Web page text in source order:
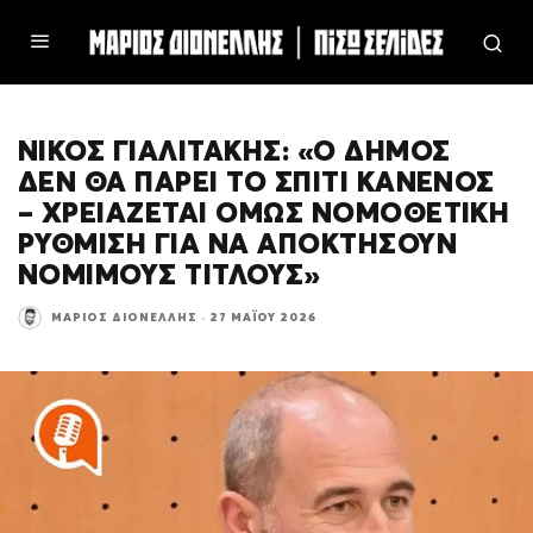
ΝΊΚΟΣ ΓΙΑΛΙΤΆΚΗΣ: «Ο ΔΉΜΟΣ
ΔΕΝ ΘΑ ΠΆΡΕΙ ΤΟ ΣΠΊΤΙ ΚΑΝΕΝΌΣ
– ΧΡΕΙΆΖΕΤΑΙ ΌΜΩΣ ΝΟΜΟΘΕΤΙΚΉ
ΡΎΘΜΙΣΗ ΓΙΑ ΝΑ ΑΠΟΚΤΉΣΟΥΝ
ΝΌΜΙΜΟΥΣ ΤΊΤΛΟΥΣ»
ΜΆΡΙΟΣ ΔΙΟΝΈΛΛΗΣ · 27 ΜΑΪ́ΟΥ 2026